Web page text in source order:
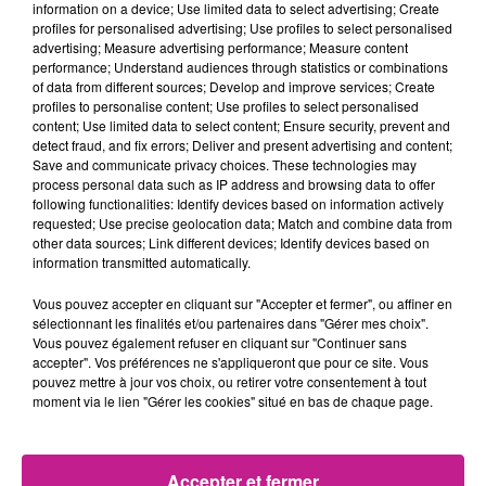
initiative qui permet d’améliorer réellement le quotidien de
nombreuses familles.
Eminem n’est pas la première star à mettre la main à la
poche pour des enfants. En 2024, Kendrick Lamar et son
épouse Whitney Alford ont réglé 347 000 $ de dettes de
cantine scolaire dans 103 écoles américaines.
TITRES DIFFUSÉS Voir plus
Restera?
information on a device; Use limited data to select advertising; Create
profiles for personalised advertising; Use profiles to select personalised
advertising; Measure advertising performance; Measure content
performance; Understand audiences through statistics or combinations
of data from different sources; Develop and improve services; Create
profiles to personalise content; Use profiles to select personalised
content; Use limited data to select content; Ensure security, prevent and
detect fraud, and fix errors; Deliver and present advertising and content;
Save and communicate privacy choices. These technologies may
process personal data such as IP address and browsing data to offer
following functionalities: Identify devices based on information actively
requested; Use precise geolocation data; Match and combine data from
other data sources; Link different devices; Identify devices based on
information transmitted automatically.
Vous pouvez accepter en cliquant sur "Accepter et fermer", ou affiner en
sélectionnant les finalités et/ou partenaires dans "Gérer mes choix".
Vous pouvez également refuser en cliquant sur "Continuer sans
accepter". Vos préférences ne s'appliqueront que pour ce site. Vous
pouvez mettre à jour vos choix, ou retirer votre consentement à tout
moment via le lien "Gérer les cookies" situé en bas de chaque page.
Accepter et fermer